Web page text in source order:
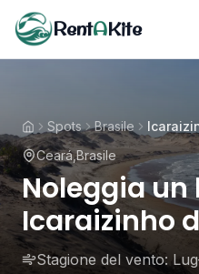
RentAKite
Spots Brasile
Ceará,Brasile
Noleggia un
Icaraizinho
Stagione del vento: